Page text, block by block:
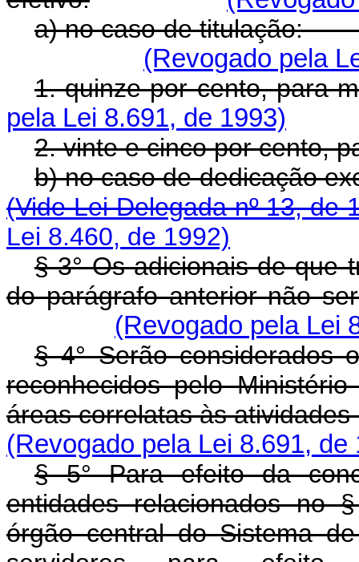
a) no caso de
(Revogado pela
1. quinze por cento, para
pela Lei 8.691, de 1993)
2. vinte e cinco por cento,
b) no caso de
(Vide Lei Delegada nº 13, de
Lei 8.460, de 1992)
§ 3° Os adicionais de que
do parágrafo anterior não
(Revogado pela Lei
§ 4° Serão considerados
reconhecidos pelo
áreas correlatas às
(Revogado pela Lei 8.691, de
§ 5° Para efeito da
entidades relacionados no
órgão central do Sistema